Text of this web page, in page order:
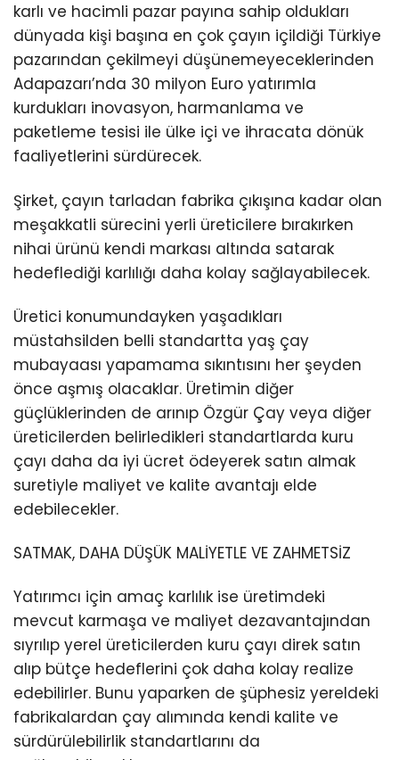
karlı ve hacimli pazar payına sahip oldukları
dünyada kişi başına en çok çayın içildiği Türkiye
pazarından çekilmeyi düşünemeyeceklerinden
Adapazarı’nda 30 milyon Euro yatırımla
kurdukları inovasyon, harmanlama ve
paketleme tesisi ile ülke içi ve ihracata dönük
faaliyetlerini sürdürecek.
Şirket, çayın tarladan fabrika çıkışına kadar olan
meşakkatli sürecini yerli üreticilere bırakırken
nihai ürünü kendi markası altında satarak
hedeflediği karlılığı daha kolay sağlayabilecek.
Üretici konumundayken yaşadıkları
müstahsilden belli standartta yaş çay
mubayaası yapamama sıkıntısını her şeyden
önce aşmış olacaklar. Üretimin diğer
güçlüklerinden de arınıp Özgür Çay veya diğer
üreticilerden belirledikleri standartlarda kuru
çayı daha da iyi ücret ödeyerek satın almak
suretiyle maliyet ve kalite avantajı elde
edebilecekler.
SATMAK, DAHA DÜŞÜK MALİYETLE VE ZAHMETSİZ
Yatırımcı için amaç karlılık ise üretimdeki
mevcut karmaşa ve maliyet dezavantajından
sıyrılıp yerel üreticilerden kuru çayı direk satın
alıp bütçe hedeflerini çok daha kolay realize
edebilirler. Bunu yaparken de şüphesiz yereldeki
fabrikalardan çay alımında kendi kalite ve
sürdürülebilirlik standartlarını da